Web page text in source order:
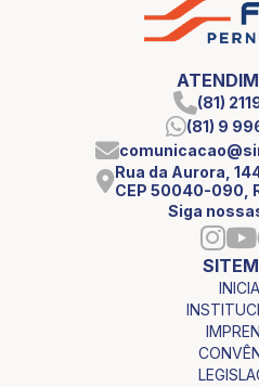
(81)
(81) 9
Rua da Aurora,
CEP 50040-090,
Siga